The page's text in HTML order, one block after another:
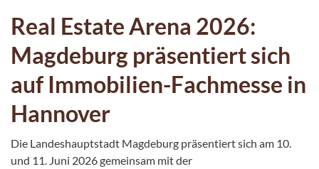
Real Estate Arena 2026:
Magdeburg präsentiert sich
auf Immobilien-Fachmesse in
Hannover
Die Landeshauptstadt Magdeburg präsentiert sich am 10.
und 11. Juni 2026 gemeinsam mit der